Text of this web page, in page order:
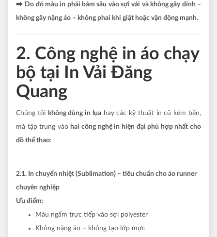
⮕ Do đó màu in phải bám sâu vào sợi vải và không gây dính –
không gây nặng áo – không phai khi giặt hoặc vận động mạnh.
2. Công nghệ in áo chạy
bộ tại In Vải Đăng
Quang
Chúng tôi không dùng in lụahay các kỹ thuật in cũ kém bền,
mà tập trung vào hai công nghệ in hiện đại phù hợp nhất cho
đồ thể thao:
2.1. In chuyển nhiệt (Sublimation) – tiêu chuẩn cho áo runner
chuyên nghiệp
Ưu điểm:
Màu ngấm trực tiếp vào sợi polyester
Không nặng áo – không tạo lớp mực